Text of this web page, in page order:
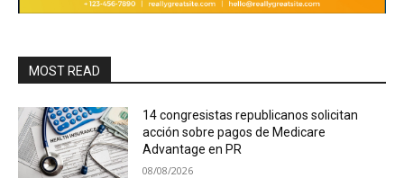
MOST READ
14 congresistas republicanos solicitan
acción sobre pagos de Medicare
Advantage en PR
08/08/2026